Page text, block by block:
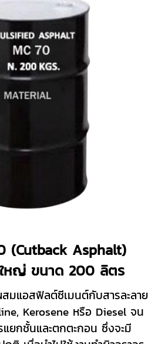
(Cutback Asphalt)
หญ่ ขนาด 200 ลิตร
มแอสฟัลต์ซีเมนต์กับสารละลาย
Kerosene หรือ Diesel จน
แยกชั้นและตกตะกอน ซึ่งจะมี